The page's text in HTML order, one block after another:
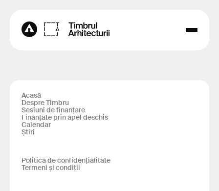
Acasă
Despre Timbru
Sesiuni de finanțare
Finanțate prin apel deschis
Calendar
Știri
Politica de confidențialitate
Termeni și condiții